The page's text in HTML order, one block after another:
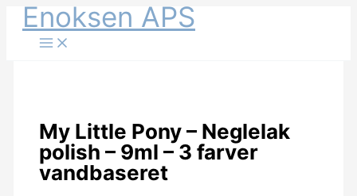
Enoksen APS
My Little Pony – Neglelak
polish – 9ml – 3 farver
vandbaseret